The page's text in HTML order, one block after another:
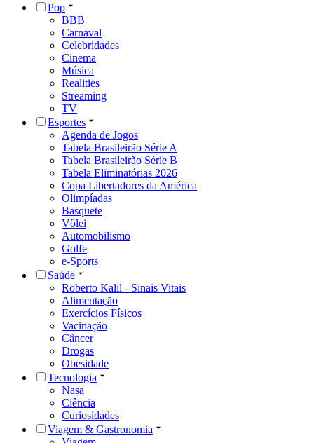
Pop
BBB
Carnaval
Celebridades
Cinema
Música
Realities
Streaming
TV
Esportes
Agenda de Jogos
Tabela Brasileirão Série A
Tabela Brasileirão Série B
Tabela Eliminatórias 2026
Copa Libertadores da América
Olimpíadas
Basquete
Vôlei
Automobilismo
Golfe
e-Sports
Saúde
Roberto Kalil - Sinais Vitais
Alimentação
Exercícios Físicos
Vacinação
Câncer
Drogas
Obesidade
Tecnologia
Nasa
Ciência
Curiosidades
Viagem & Gastronomia